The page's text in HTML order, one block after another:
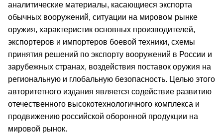
аналитические материалы, касающиеся экспорта
обычных вооружений, ситуации на мировом рынке
оружия, характеристик основных производителей,
экспортеров и импортеров боевой техники, схемы
принятия решений по экспорту вооружений в России и
зарубежных странах, воздействия поставок оружия на
региональную и глобальную безопасность. Целью этого
авторитетного издания является содействие развитию
отечественного высокотехнологичного комплекса и
продвижению российской оборонной продукции на
мировой рынок.